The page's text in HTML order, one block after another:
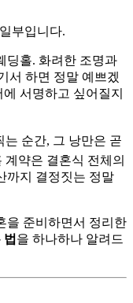
부입니다.
딩홀. 화려한 조명과
서 하면 정말 예쁘겠
서명하고 싶어질지
는 순간, 그 낭만은 곧
계약은 결혼식 전체의
까지 결정짓는 정말
을 준비하면서 정리한
을 하나하나 알려드